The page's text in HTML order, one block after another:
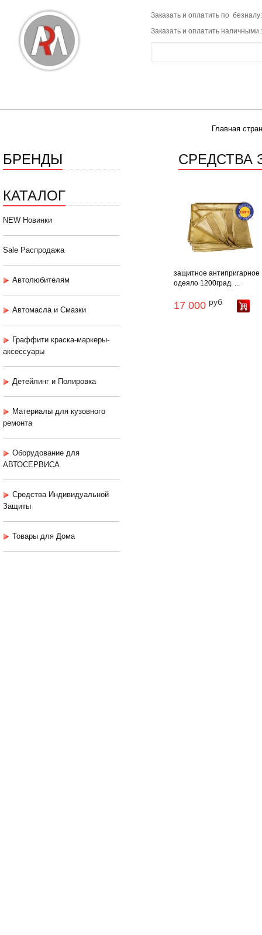
Заказать и оплатить по
Заказать и оплатить наличными
Главная
БРЕНДЫ
КАТАЛОГ
NEW Новинки
Sale Распродажа
Автолюбителям
Автомасла и Смазки
Граффити краска-маркеры-
аксессуары
Детейлинг и Полировка
Материалы для кузовного
ремонта
Оборудование для
АВТОСЕРВИСА
Средства Индивидуальной
Защиты
Товары для Дома
СРЕДСТВА
защитное антипригарное
одеяло 1200град. ...
17 000 руб